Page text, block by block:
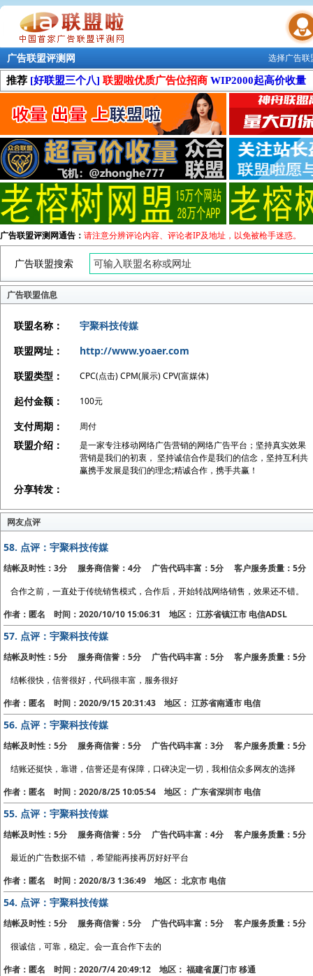
联盟学院
选择广告
广告联盟评测网
推荐 [好联盟三个八] 联盟啦优质广告位招商 WIP2000起高价收量
广告联盟评测网通告： 请注意分辨评论内容、评论者IP及地址，以免被枪手迷惑。
广告联盟搜索
广告联盟信息
联盟名称：
宇聚科技传媒
联盟网址：
http://www.yoaer.com
联盟类型：
CPC(点击) CPM(展示) CPV(富媒体)
起付金额： 100元
支付周期： 周付
联盟介绍：
是一家专注移动网络广告营销的网络广告平台；坚持真实效果
营销是我们的初衷， 坚持诚信合作是我们的信念，坚持互利共
赢携手发展是我们的理念;精诚合作，携手共赢！
分享转发：
网友点评
58. 点评：宇聚科技传媒
结帐及时性：3分 服务商信誉：4分 广告代码丰富：5分 客户服务质量：5分
合作之前，一直处于传统销售模式，合作后，开始转战网络销售，效果还不错。
作者：匿名 时间：2020/10/10 15:06:31 地区： 江苏省镇江市 电信ADSL
57. 点评：宇聚科技传媒
结帐及时性：5分 服务商信誉：5分 广告代码丰富：5分 客户服务质量：5分
结帐很快，信誉很好，代码很丰富，服务很好
作者：匿名 时间：2020/9/15 20:31:43 地区： 江苏省南通市 电信
56. 点评：宇聚科技传媒
结帐及时性：5分 服务商信誉：5分 广告代码丰富：3分 客户服务质量：5分
结账还挺快，靠谱，信誉还是有保障，口碑决定一切，我相信众多网友的选择
作者：匿名 时间：2020/8/25 10:05:54 地区： 广东省深圳市 电信
55. 点评：宇聚科技传媒
结帐及时性：5分 服务商信誉：5分 广告代码丰富：4分 客户服务质量：5分
最近的广告数据不错 ，希望能再接再厉好好平台
作者：匿名 时间：2020/8/3 1:36:49 地区： 北京市 电信
54. 点评：宇聚科技传媒
结帐及时性：5分 服务商信誉：5分 广告代码丰富：5分 客户服务质量：5分
很诚信，可靠，稳定。会一直合作下去的
作者：匿名 时间：2020/7/4 20:49:12 地区： 福建省厦门市 移通